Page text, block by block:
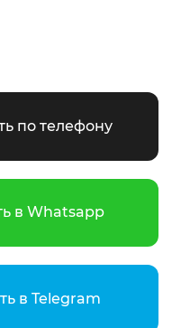
по телефону
в Whatsapp
в Telegram